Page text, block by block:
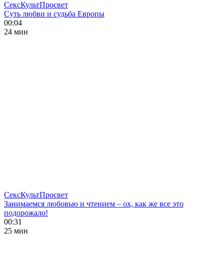
СексКультПросвет
Суть любви и судьба Европы
00:04
24 мин
СексКультПросвет
Занимаемся любовью и чтением – ох, как же все это
подорожало!
00:31
25 мин